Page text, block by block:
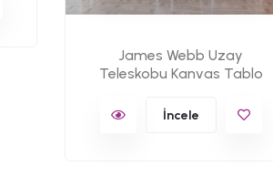
James Webb Uzay
Teleskobu Kanvas Tablo
İncele